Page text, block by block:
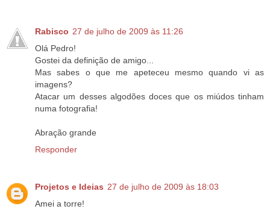
Rabisco 27 de julho de 2009 às 11:26
Olá Pedro!
Gostei da definição de amigo...
Mas sabes o que me apeteceu mesmo quando vi as
imagens?
Atacar um desses algodões doces que os miúdos tinham
numa fotografia!
Abração grande
Responder
Projetos e Ideias 27 de julho de 2009 às 18:03
Amei a torre!